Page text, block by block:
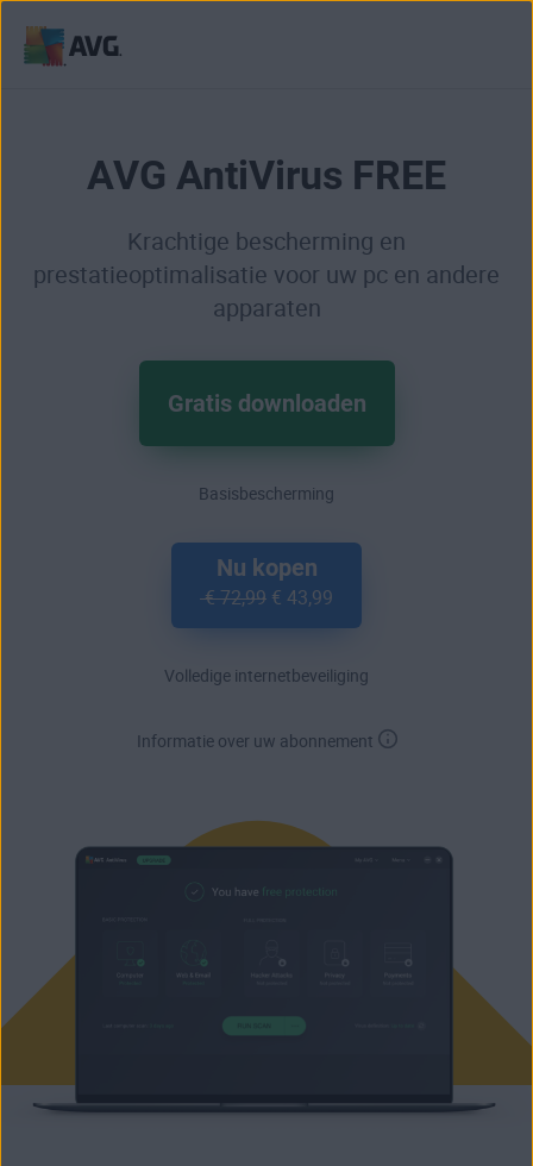
AVG AntiVirus FREE
Krachtige bescherming en
prestatieoptimalisatie voor uw pc en andere
apparaten
Gratis downloaden
Basisbescherming
Nu kopen
€ 72,99 € 43,99
Volledige internetbeveiliging
Informatie over uw abonnement